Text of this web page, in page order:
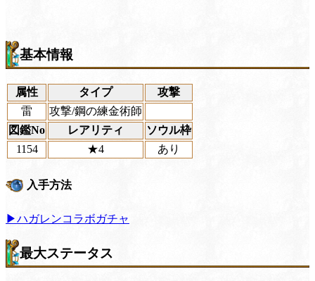
基本情報
属性 タイプ
攻撃
雷
攻撃/鋼の練金術師
図鑑No
レアリティ
ソウル枠
1154
★4 あり
入手方法
▶ハガレンコラボガチャ
最大ステータス